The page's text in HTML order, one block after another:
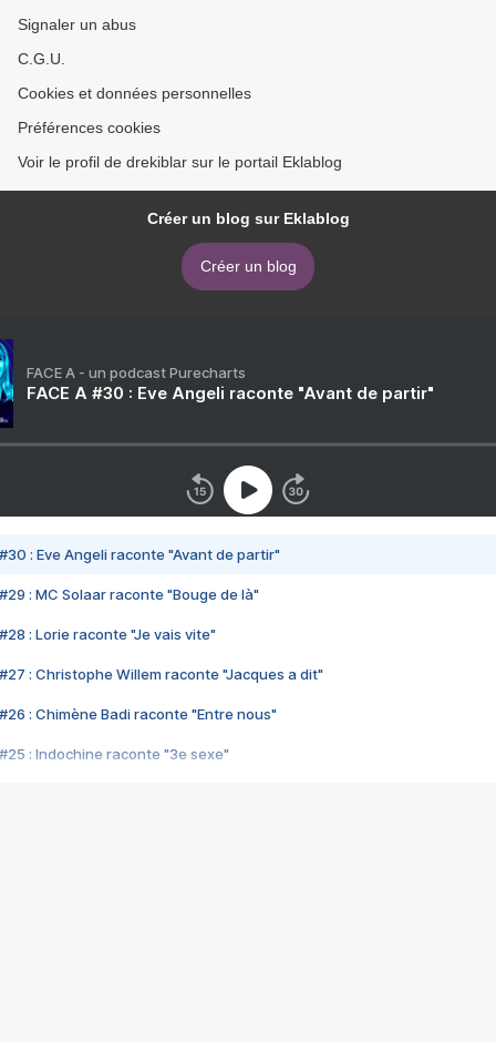
Signaler un abus
C.G.U.
Cookies et données personnelles
Préférences cookies
Voir le profil de drekiblar sur le portail Eklablog
Créer un blog sur Eklablog
Créer un blog
FACE A - un podcast Purecharts
FACE A #30 : Eve Angeli raconte "Avant de partir"
#30 : Eve Angeli raconte "Avant de partir"
#29 : MC Solaar raconte "Bouge de là"
#28 : Lorie raconte "Je vais vite"
#27 : Christophe Willem raconte "Jacques a dit"
#26 : Chimène Badi raconte "Entre nous"
#25 : Indochine raconte "3e sexe"